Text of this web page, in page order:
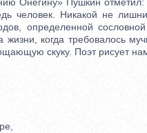
Онегину» Пушкин отметил:
человек. Никакой не
определенной сословной
жизни, когда требовалось
скуку. Поэт рисует